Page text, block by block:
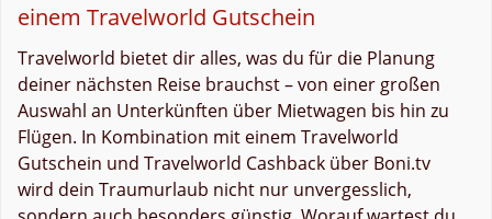
einem Travelworld Gutschein
Travelworld bietet dir alles, was du für die Planung
deiner nächsten Reise brauchst – von einer großen
Auswahl an Unterkünften über Mietwagen bis hin zu
Flügen. In Kombination mit einem Travelworld
Gutschein und Travelworld Cashback über Boni.tv
wird dein Traumurlaub nicht nur unvergesslich,